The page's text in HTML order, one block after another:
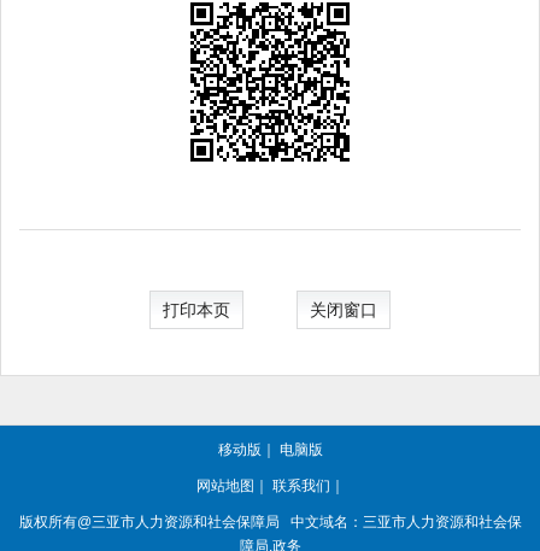
打印本页 关闭窗口
移动版 电脑版
网站地图 联系我们
版权所有@三亚市人力资源和社会保障局
中文域名：三亚市人力资源和社会保
障局.政务